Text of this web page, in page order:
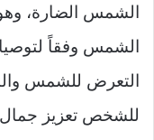
الشمس الضارة،
الشمس وفقاً
التعرض للشمس
للشخص تعزيز